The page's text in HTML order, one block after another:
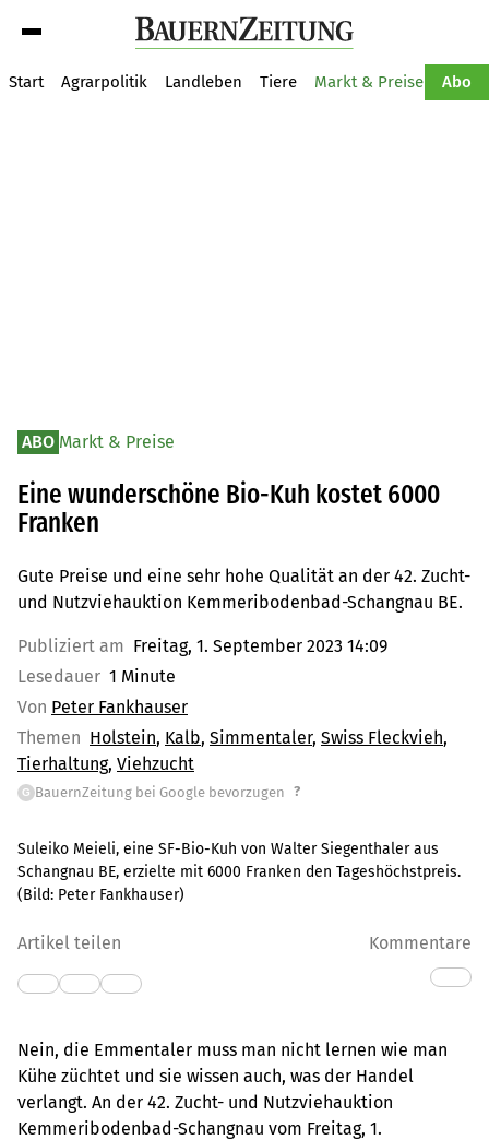
Start Agrarpolitik Landleben Tiere Markt & Preise Abo
ABO Markt & Preise
Eine wunderschöne Bio-Kuh kostet 6000
Franken
Gute Preise und eine sehr hohe Qualität an der 42. Zucht-
und Nutzviehauktion Kemmeribodenbad-Schangnau BE.
Publiziert am Freitag, 1. September 2023 14:09
Lesedauer 1 Minute
Von Peter Fankhauser
Themen Holstein Kalb Simmentaler Swiss Fleckvieh
Tierhaltung Viehzucht
G BauernZeitung bei Google bevorzugen ?
Suleiko Meieli, eine SF-Bio-Kuh von Walter Siegenthaler aus
Schangnau BE, erzielte mit 6000 Franken den Tageshöchstpreis.
(Bild: Peter Fankhauser)
Artikel teilen Kommentare
Nein, die Emmentaler muss man nicht lernen wie man
Kühe züchtet und sie wissen auch, was der Handel
verlangt. An der 42. Zucht- und Nutzviehauktion
Kemmeribodenbad-Schangnau vom Freitag, 1.